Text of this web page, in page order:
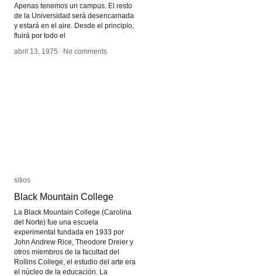
Apenas tenemos un campus. El resto
de la Universidad será desencarnada
y estará en el aire. Desde el principio,
fluirá por todo el
abril 13, 1975 / No comments
abril 13, 1975 / No comments
sitios
Black Mountain College
La Black Mountain College (Carolina
del Norte) fue una escuela
experimental fundada en 1933 por
John Andrew Rice, Theodore Dreier y
otros miembros de la facultad del
Rollins College, el estudio del arte era
el núcleo de la educación. La
sitios
Black Mountain College